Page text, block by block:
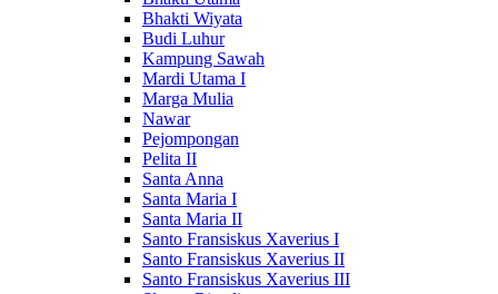
Bhakti Wiyata
Budi Luhur
Kampung Sawah
Mardi Utama I
Marga Mulia
Nawar
Pejompongan
Pelita II
Santa Anna
Santa Maria I
Santa Maria II
Santo Fransiskus Xaverius I
Santo Fransiskus Xaverius II
Santo Fransiskus Xaverius III